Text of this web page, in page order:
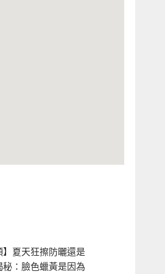
】夏天狂擦防曬還是
秘：臉色蠟黃是因為